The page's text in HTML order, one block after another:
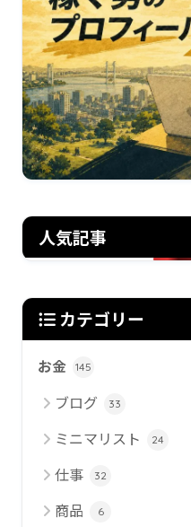
人気記事
カテゴリー
お金 145
ブログ 33
ミニマリスト 24
仕事 32
商品 6